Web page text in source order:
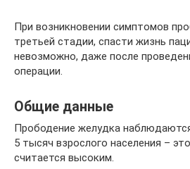
При возникновении симптомов
третьей стадии, спасти жизнь
невозможно, даже после
операции.
Общие данные
Прободение желудка
5 тысяч взрослого населения –
считается высоким.